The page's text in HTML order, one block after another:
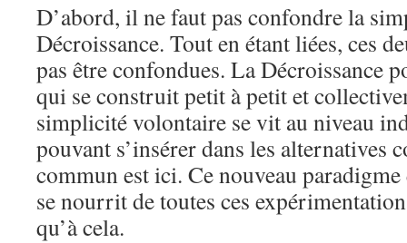
D’abord, il ne faut pas confondre la
Décroissance. Tout en étant liées, ces
pas être confondues. La Décroissance
qui se construit petit à petit et
simplicité volontaire se vit au niveau
pouvant s’insérer dans les alternatives
commun est ici. Ce nouveau paradigme
se nourrit de toutes ces
qu’à cela.